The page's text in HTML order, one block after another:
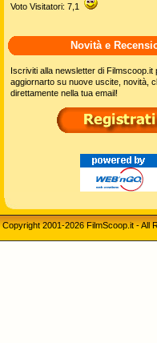
Voto Visitatori: 7,1
Novità e
Iscriviti alla newsletter di
aggiornarto su nuove uscite, novità,
direttamente nella tua email!
Copyright 2001-2026 FilmScoop.it - All